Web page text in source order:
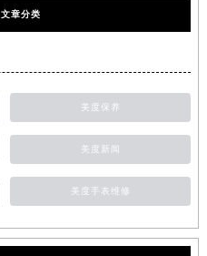
文章分类
美度保养
美度新闻
美度手表维修